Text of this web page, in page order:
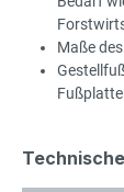
Maße